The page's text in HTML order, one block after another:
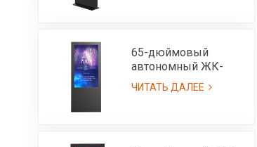
65-дюймовый
автономный ЖК-
экран для улицы,
ультра яркий, 3000
ЧИТАТЬ ДАЛЕЕ